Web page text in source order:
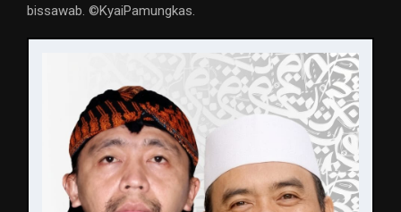
bissawab. ©️KyaiPamungkas.